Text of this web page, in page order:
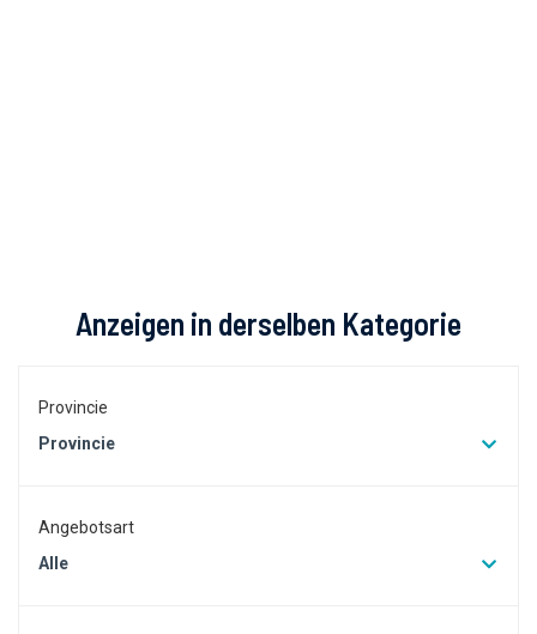
Anzeigen in derselben Kategorie
Provincie
Provincie
Angebotsart
Alle